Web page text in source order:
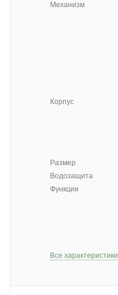
Механизм
Корпус
Размер
Водозащита
Функции
Все характеристики